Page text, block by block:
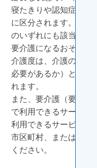
寝たきりや認知症等で
に区分されます。「非
のいずれにも該当しな
要介護になるおそれの
介護度は、介護の手間
必要があるか）と状態
れます。
また、要介護（要支援
で利用できるサービス
利用できるサービスが
市区町村、または地域
ください。